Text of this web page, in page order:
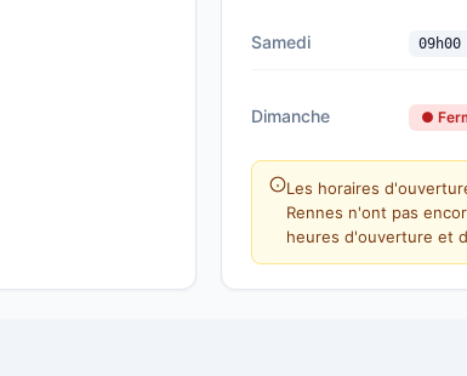
Samedi
Dimanche ●
Les horaires
Rennes n'ont pas
heures d'ouverture et